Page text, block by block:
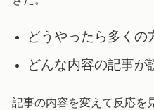
どうやったら多く
どんな内容の記事
記事の内容を変えて反応を